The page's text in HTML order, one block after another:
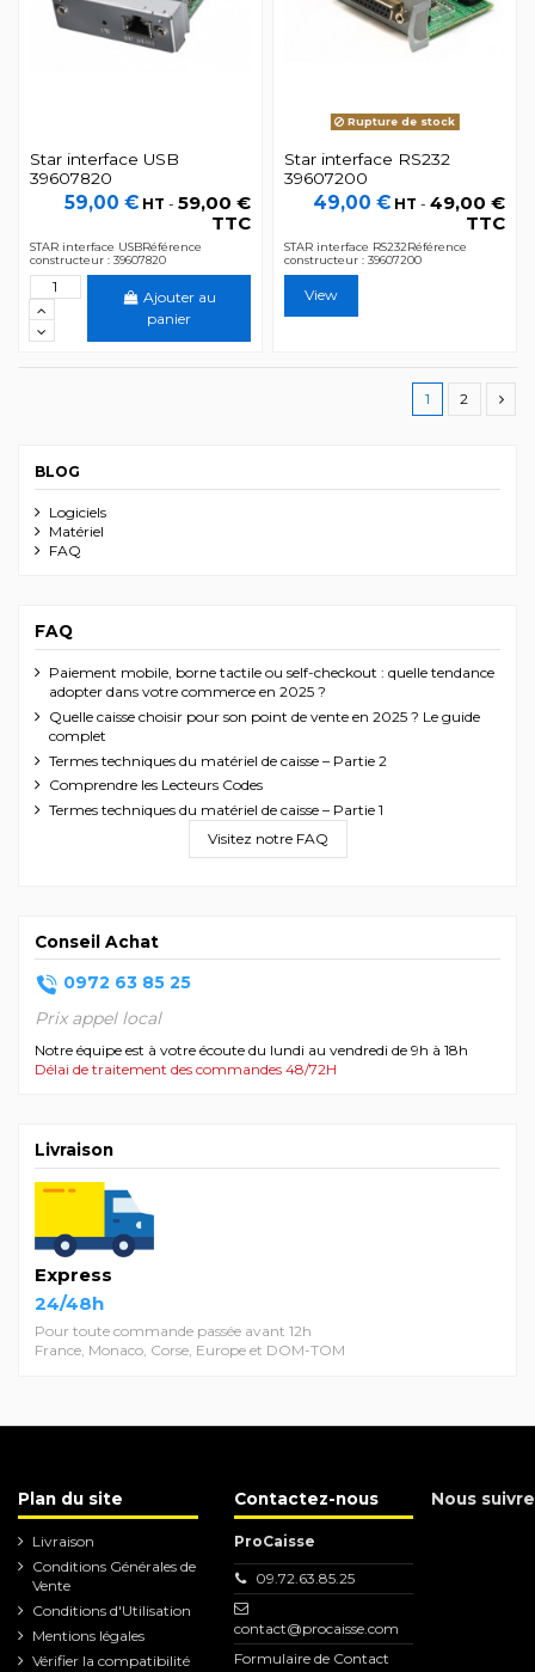
Star interface USB
39607820
59,00 € HT -59,00 €
TTC
STAR interface USBRéférence
constructeur : 39607820
Ajouter au
panier
Rupture de stock
Star interface RS232
39607200
49,00 € HT -49,00 €
TTC
STAR interface RS232Référence
constructeur : 39607200
View
1 2
BLOG
Logiciels
Matériel
FAQ
FAQ
Paiement mobile, borne tactile ou self-checkout : quelle tendance
adopter dans votre commerce en 2025 ?
Quelle caisse choisir pour son point de vente en 2025 ? Le guide
complet
Termes techniques du matériel de caisse – Partie 2
Comprendre les Lecteurs Codes
Termes techniques du matériel de caisse – Partie 1
Visitez notre FAQ
Conseil Achat
0972 63 85 25
Prix appel local
Notre équipe est à votre écoute du lundi au vendredi de 9h à 18h
Délai de traitement des commandes 48/72H
Livraison
Express
24/48h
Pour toute commande passée avant 12h
France, Monaco, Corse, Europe et DOM-TOM
Plan du site
Livraison
Conditions Générales de
Vente
Conditions d'Utilisation
Mentions légales
Vérifier la compatibilité
Contactez-nous
ProCaisse
09.72.63.85.25
contact@procaisse.com
Formulaire de Contact
Nous suivre